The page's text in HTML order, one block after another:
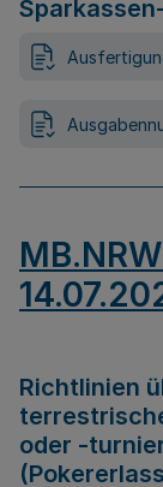
Richtlinien
oder -